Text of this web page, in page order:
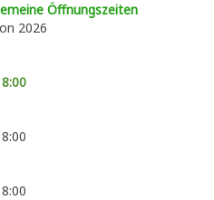
Öffnungszeiten
2026